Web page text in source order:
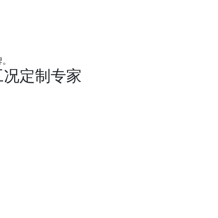
定制专家